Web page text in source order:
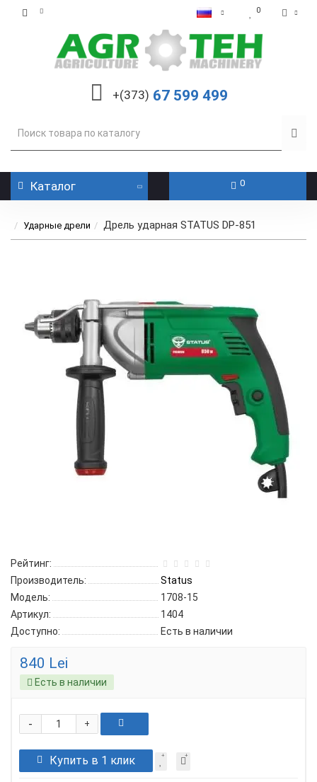
0
+(373) 67 599 499
Каталог 0
Ударные дрели Дрель ударная STATUS DP-851
Рейтинг:
Производитель:
Status
Модель:
1708-15
Артикул:
1404
Доступно:
Есть в наличии
840 Lei
Есть в наличии
+
-
Купить в 1 клик